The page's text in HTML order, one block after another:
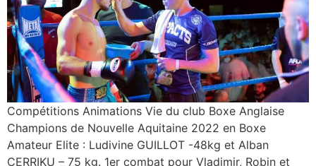
Compétitions Animations Vie du club Boxe Anglaise
Champions de Nouvelle Aquitaine 2022 en Boxe
Amateur Elite : Ludivine GUILLOT -48kg et Alban
CERRIKU – 75 kg. 1er combat pour Vladimir, Robin et